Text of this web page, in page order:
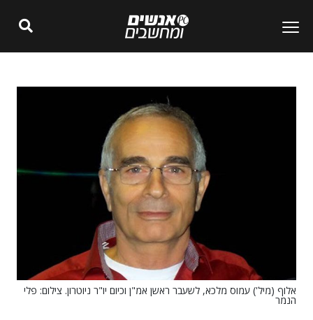
אלוף (מיל') עמוס מלכא, לשעבר ראשן אמ"ן וכיום יו"ר ניוטרון. צילום: פלי
הנמר